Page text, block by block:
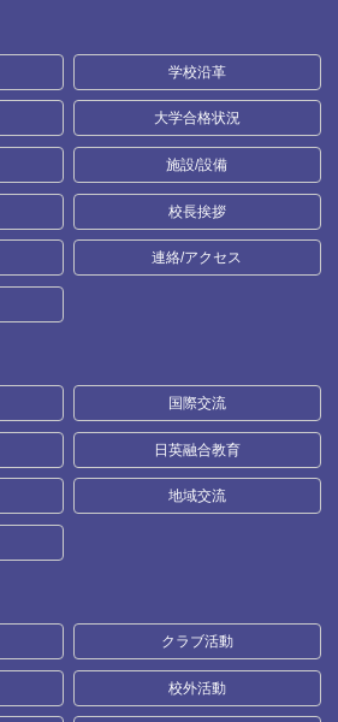
学校沿革
大学合格状況
施設/設備
校長挨拶
連絡/アクセス
国際交流
日英融合教育
地域交流
クラブ活動
校外活動